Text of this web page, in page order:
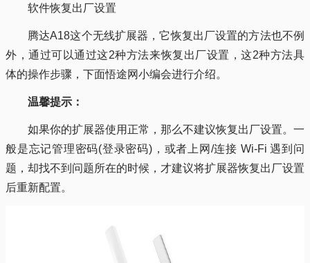
软件恢复出厂设置
腾达A18这个无线扩展器，它恢复出厂设置的方法也不例
外，通过可以通过这2种方法来恢复出厂设置，这2种方法具
体的操作步骤，下面悟途网小编会进行介绍。
温馨提示：
如果你的扩展器使用正常，那么不建议恢复出厂设置。一
般是忘记管理密码(登录密码)，或者上网/连接 Wi-Fi 遇到问
题，却找不到问题所在的时候，才建议将扩展器恢复出厂设置
后重新配置。